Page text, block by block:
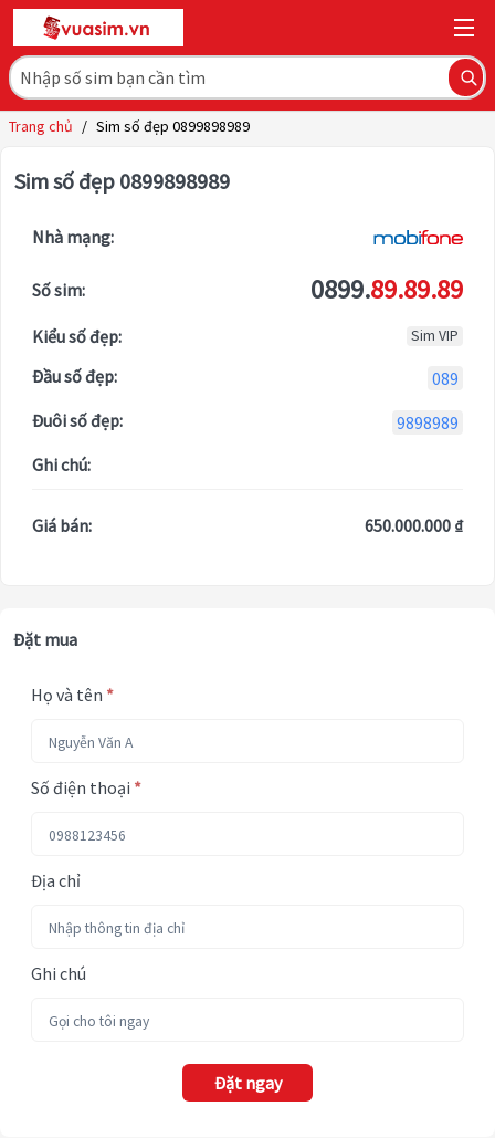
Trang chủ / Sim số đẹp 0899898989
Sim số đẹp 0899898989
Nhà mạng:
Số sim: 0899.89.89.89
Kiểu số đẹp: Sim VIP
Đầu số đẹp:
089
Đuôi số đẹp:
9898989
Ghi chú:
Giá bán: 650.000.000 ₫
Đặt mua
Họ và tên *
Số điện thoại *
Địa chỉ
Ghi chú
Đặt ngay